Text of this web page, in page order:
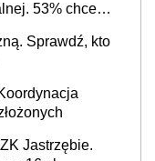
53% chce
Sprawdź, kto
Jastrzębie.